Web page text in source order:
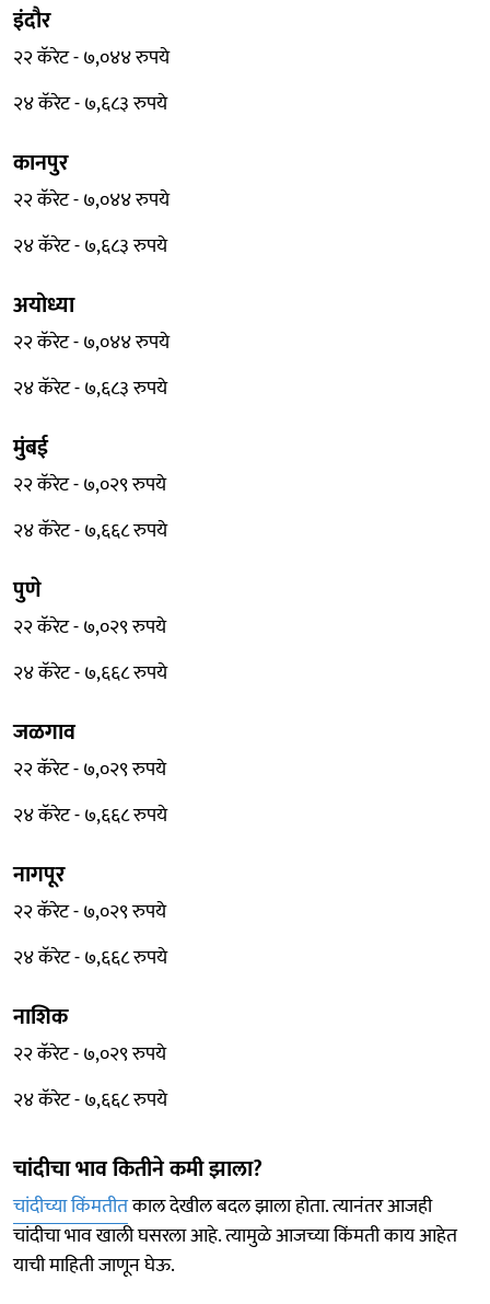
इंदौर
२२ कॅरेट - ७,०४४ रुपये
२४ कॅरेट - ७,६८३ रुपये
कानपुर
२२ कॅरेट - ७,०४४ रुपये
२४ कॅरेट - ७,६८३ रुपये
अयोध्या
२२ कॅरेट - ७,०४४ रुपये
२४ कॅरेट - ७,६८३ रुपये
मुंबई
२२ कॅरेट - ७,०२९ रुपये
२४ कॅरेट - ७,६६८ रुपये
पुणे
२२ कॅरेट - ७,०२९ रुपये
२४ कॅरेट - ७,६६८ रुपये
जळगाव
२२ कॅरेट - ७,०२९ रुपये
२४ कॅरेट - ७,६६८ रुपये
नागपूर
२२ कॅरेट - ७,०२९ रुपये
२४ कॅरेट - ७,६६८ रुपये
नाशिक
२२ कॅरेट - ७,०२९ रुपये
२४ कॅरेट - ७,६६८ रुपये
चांदीचा भाव कितीने कमी झाला?
चांदीच्या किंमतीतकाल देखील बदल झाला होता. त्यानंतर आजही
चांदीचा भाव खाली घसरला आहे. त्यामुळे आजच्या किंमती काय आहेत
याची माहिती जाणून घेऊ.